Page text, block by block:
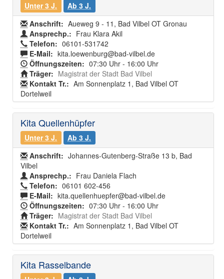
Unter 3 J.
Ab 3 J.
Anschrift: Aueweg 9 - 11, Bad Vilbel OT Gronau
Ansprechp.: Frau Klara Akil
Telefon: 06101-531742
E-Mail: kita.loewenburg@bad-vilbel.de
Öffnungszeiten: 07:30 Uhr - 16:00 Uhr
Träger: Magistrat der Stadt Bad Vilbel
Kontakt Tr.: Am Sonnenplatz 1, Bad Vilbel OT
Dortelweil
Kita Quellenhüpfer
Unter 3 J.
Ab 3 J.
Anschrift: Johannes-Gutenberg-Straße 13 b, Bad
Vilbel
Ansprechp.: Frau Daniela Flach
Telefon: 06101 602-456
E-Mail: kita.quellenhuepfer@bad-vilbel.de
Öffnungszeiten: 07:30 Uhr - 16:00 Uhr
Träger: Magistrat der Stadt Bad Vilbel
Kontakt Tr.: Am Sonnenplatz 1, Bad Vilbel OT
Dortelweil
Kita Rasselbande